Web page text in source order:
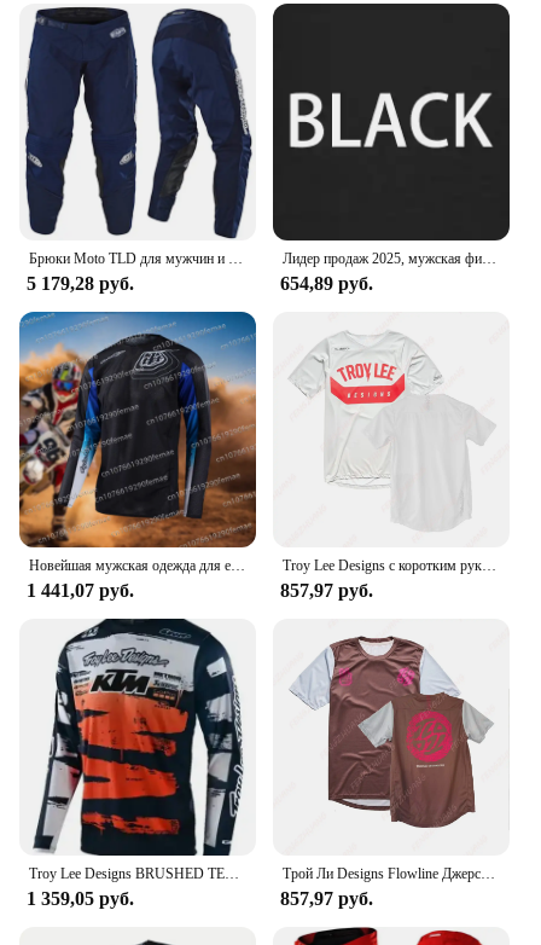
set is a must-have for anyone looking to stand out
on the track or in the crowd.
5 179,28 руб.
Лидер продаж 2025, мужская фирменная футболка с коротким рукавом Troy moto Lee Designs, рубашка для мотокросса Dirtbike, рубашка для горного велосипеда, для взрослых
654,89 руб.
Новейшая мужская одежда для езды по бездорожью с принтом TLD, спортивная одежда для горного велосипеда Speed Descent
1 441,07 руб.
Troy Lee Designs с коротким рукавом Flowline Молодежный трикотаж для горного велосипеда Одежда для верховой езды на открытом воздухе Спортивная футболка Мужские топы для гонок на велосипеде
857,97 руб.
Troy Lee Designs BRUSHED TEAM GP Джерси для мотокросса Темно-оранжевый мужской скоростной сухой горный велосипед Одежда для езды на мотоцикле по бездорожью
1 359,05 руб.
Трой Ли Designs Flowline Джерси с короткими рукавами Одежда для верховой езды на открытом воздухе Спортивная футболка с 3D принтом Топ Мужские топы для гонок на горных велосипедах
857,97 руб.